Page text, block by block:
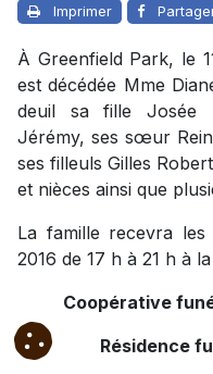
Imprimer
À Greenfield Park, le
est décédée Mme
deuil sa fille Josée
Jérémy, ses sœur
ses filleuls Gilles
et nièces ainsi que
La famille recevra les
2016 de 17 h à 21 h à
Coopérative
Résidence